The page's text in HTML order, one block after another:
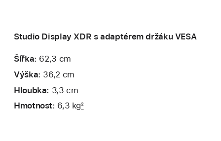
Studio Display XDR s adaptérem držáku VESA
Výška: 36,2 cm
Šířka: 62,3 cm
Hloubka: 3,3 cm
Hmotnost: 6,3 kg2